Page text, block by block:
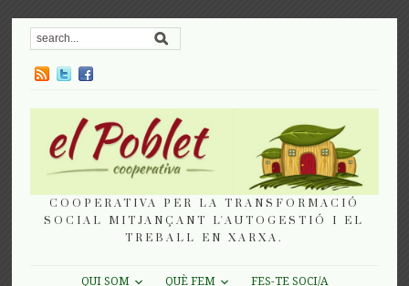
COOPERATIVA PER LA TRANSFORMACIÓ
SOCIAL MITJANÇANT L'AUTOGESTIÓ I EL
TREBALL EN XARXA.
QUI SOM QUÈ FEM
FES-TE SOCI/A